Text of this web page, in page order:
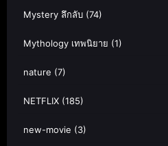
Mystery ลึกลับ (74)
Mythology เทพนิยาย (1)
nature (7)
NETFLIX (185)
new-movie (3)